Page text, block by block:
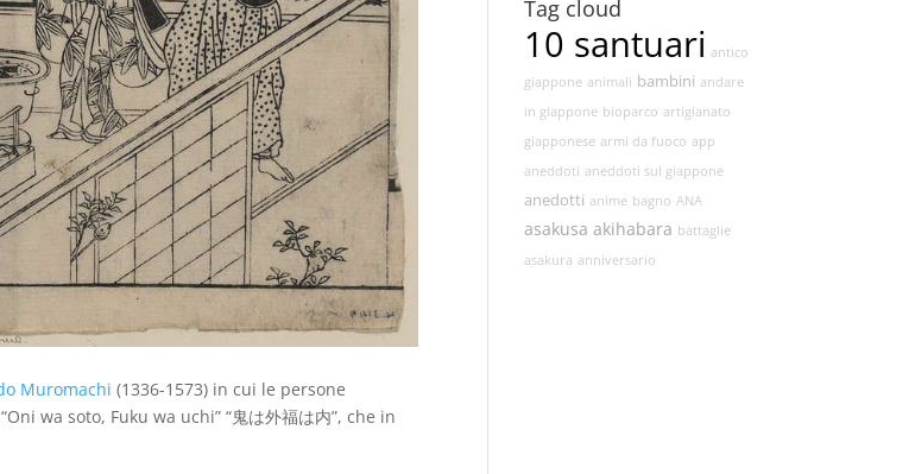
Muromachi (1336-1573) in cui le persone
wa soto, Fuku wa uchi” “鬼は外福は内”, che in
Tag cloud
10 santuari antico
giappone animali bambini andare
in giappone bioparco artigianato
giapponese armi da fuoco app
aneddoti aneddoti sul giappone
anedotti anime bagno ANA
asakusa akihabara battaglie
asakura anniversario